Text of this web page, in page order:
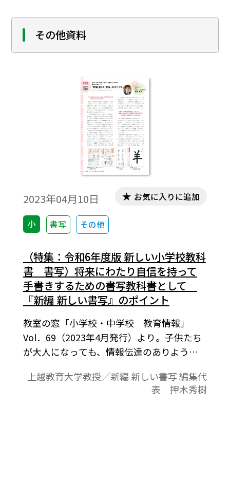
その他資料
2023年04月10日
小 書写 その他
お気に入りに追加
（特集：令和6年度版 新しい小学校教科
書 書写）将来にわたり自信を持って
手書きするための書写教科書として
『新編 新しい書写』のポイント
教室の窓「小学校・中学校 教育情報」
Vol．69（2023年4月発行）より。子供たち
が大人になっても、情報伝達のありように
資質・能力を育てなければならない。その
ような手書きする力を養う書写教科書のポ
上越教育大学教授／新編 新しい書写 編集代
表 押木秀樹